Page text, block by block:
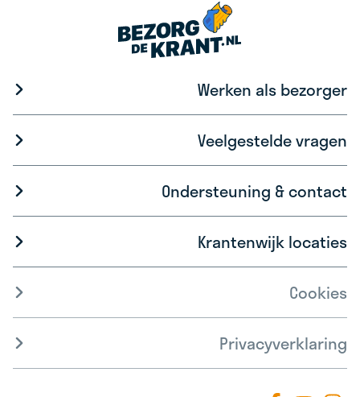
Werken als bezorger
Veelgestelde vragen
Ondersteuning & contact
Krantenwijk locaties
Cookies
Privacyverklaring